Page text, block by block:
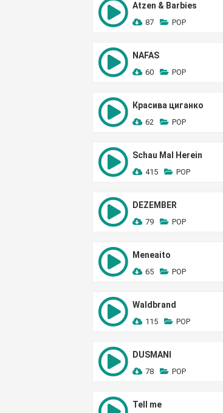
Atzen & Barbies
87 POP
NAFAS
60 POP
Красива циганко
62 POP
Schau Mal Herein
415 POP
DEZEMBER
79 POP
Meneaito
65 POP
Waldbrand
115 POP
DUSMANI
78 POP
Tell me